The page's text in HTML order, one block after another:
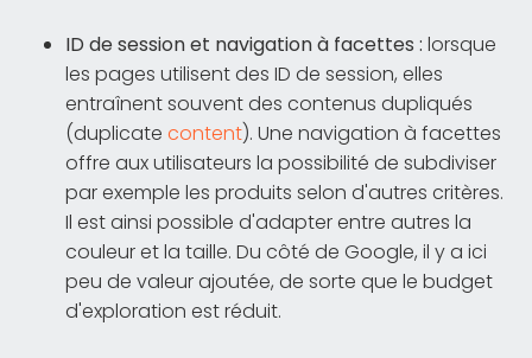
ID de session et navigation à facettes : lorsque
les pages utilisent des ID de session, elles
entraînent souvent des contenus dupliqués
(duplicate content). Une navigation à facettes
offre aux utilisateurs la possibilité de subdiviser
par exemple les produits selon d'autres critères.
Il est ainsi possible d'adapter entre autres la
couleur et la taille. Du côté de Google, il y a ici
peu de valeur ajoutée, de sorte que le budget
d'exploration est réduit.